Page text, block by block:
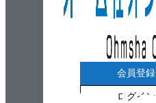
会員登録
ログイン